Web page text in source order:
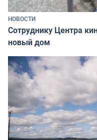
НОВОСТИ
Сотруднику Центра
новый дом